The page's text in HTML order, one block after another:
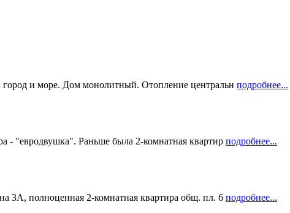
и море. Дом монолитный. Отопление центральн подробнее...
- "евродвушка". Раньше была 2-комнатная квартир подробнее...
3А, полноценная 2-комнатная квартира общ. пл. 6 подробнее...